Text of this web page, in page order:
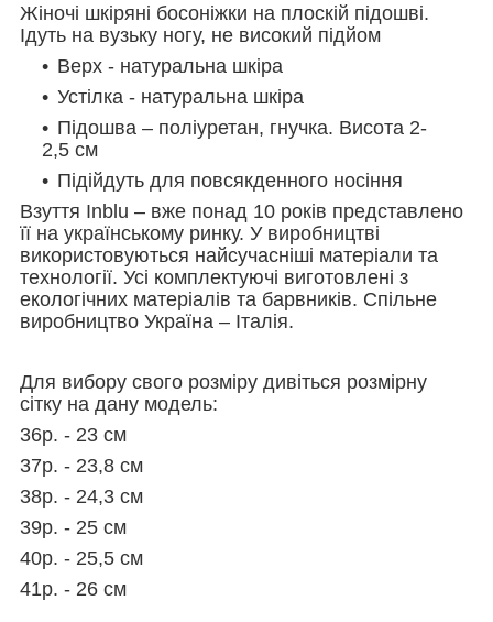
Жіночі шкіряні босоніжки на плоскій підошві.
Ідуть на вузьку ногу, не високий підйом
Верх - натуральна шкіра
Устілка - натуральна шкіра
Підошва – поліуретан, гнучка. Висота 2-
2,5 см
Підійдуть для повсякденного носіння
Взуття Inblu – вже понад 10 років представлено
її на українському ринку. У виробництві
використовуються найсучасніші матеріали та
технології. Усі комплектуючі виготовлені з
екологічних матеріалів та барвників. Спільне
виробництво Україна – Італія.
Для вибору свого розміру дивіться розмірну
сітку на дану модель:
36р. - 23 см
37р. - 23,8 см
38р. - 24,3 см
39р. - 25 см
40р. - 25,5 см
41р. - 26 см